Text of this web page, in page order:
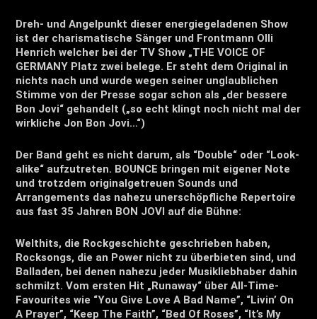
Dreh- und Angelpunkt dieser energiegeladenen Show
ist der charismatische Sänger und Frontmann Olli
Henrich welcher bei der TV Show „THE VOICE OF
GERMANY Platz zwei belege. Er steht dem Original in
nichts nach und wurde wegen seiner unglaublichen
Stimme von der Presse sogar schon als „der bessere
Bon Jovi“ gehandelt („so echt klingt noch nicht mal der
wirkliche Jon Bon Jovi…“)
Der Band geht es nicht darum, als “Double“ oder “Look-
alike“ aufzutreten. BOUNCE bringen mit eigener Note
und trotzdem originalgetreuen Sounds und
Arrangements das nahezu unerschöpfliche Repertoire
aus fast 35 Jahren BON JOVI auf die Bühne:
Welthits, die Rockgeschichte geschrieben haben,
Rocksongs, die an Power nicht zu überbieten sind, und
Balladen, bei denen nahezu jeder Musikliebhaber dahin
schmilzt. Vom ersten Hit „Runaway“ über All-Time-
Favourites wie “You Give Love A Bad Name”, “Livin’ On
A Prayer”, “Keep The Faith”, “Bed Of Roses”, “It’s My